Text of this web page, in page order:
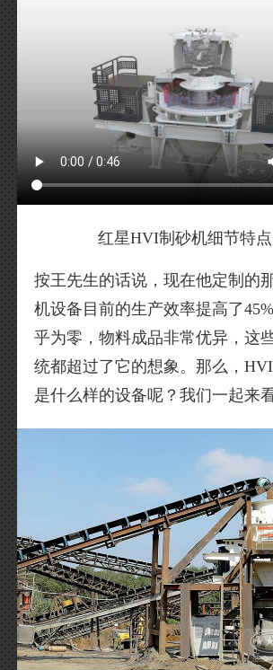
红星HVI制砂机细节特
按王先生的话说，现在他定制的
机设备目前的生产效率提高了
乎为零，物料成品非常优异，这
统都超过了它的想象。那么，
是什么样的设备呢？我们一起来